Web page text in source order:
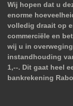
Wij hopen dat u
enorme
volledig draait op
commerciële en
wij u in
instandhouding
1,--. Dit gaat heel
bankrekening